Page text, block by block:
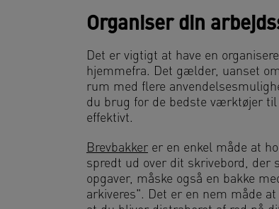
Organiser din
Det er vigtigt at have en
hjemmefra. Det gælder, uanset
rum med flere
du brug for de bedste værktøjer
effektivt.
Brevbakker er en enkel måde at
spredt ud over dit skrivebord, der
opgaver, måske også en bakke
arkiveres". Det er en nem måde